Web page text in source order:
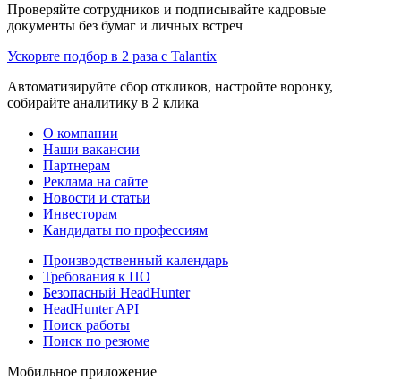
Проверяйте сотрудников и подписывайте кадровые
документы без бумаг и личных встреч
Ускорьте подбор в 2 раза с Talantix
Автоматизируйте сбор откликов, настройте воронку,
собирайте аналитику в 2 клика
О компании
Наши вакансии
Партнерам
Реклама на сайте
Новости и статьи
Инвесторам
Кандидаты по профессиям
Производственный календарь
Требования к ПО
Безопасный HeadHunter
HeadHunter API
Поиск работы
Поиск по резюме
Мобильное приложение